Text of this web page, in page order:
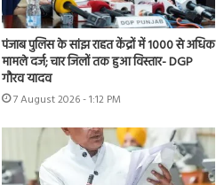
पंजाब पुलिस के सांझ राहत केंद्रों में 1000 से अधिक
मामले दर्ज; चार जिलों तक हुआ विस्तार- DGP
गौरव यादव
7 August 2026 - 1:12 PM